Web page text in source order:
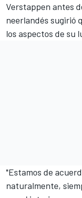
Verstappen antes
neerlandés sugirió
los aspectos de su
"Estamos de
naturalmente,